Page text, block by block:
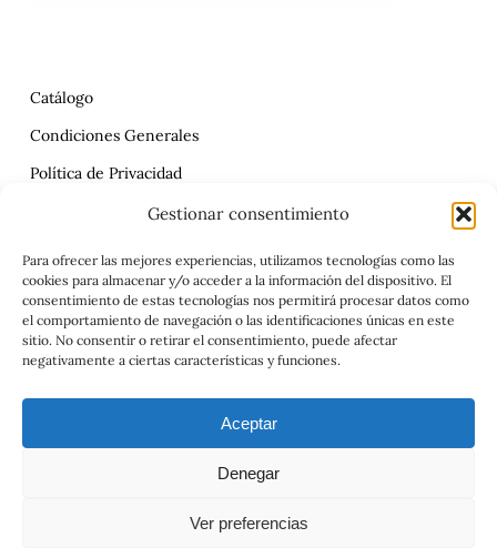
Gestionar consentimiento
Para ofrecer las mejores experiencias, utilizamos tecnologías como las
cookies para almacenar y/o acceder a la información del dispositivo. El
consentimiento de estas tecnologías nos permitirá procesar datos como
el comportamiento de navegación o las identificaciones únicas en este
sitio. No consentir o retirar el consentimiento, puede afectar
negativamente a ciertas características y funciones.
Aceptar
Denegar
Ver preferencias
Catálogo
Condiciones Generales
Política de Privacidad
Aviso Legal
© 2026 Viajes el Mensajero. |maria@viajeselmensajero.com